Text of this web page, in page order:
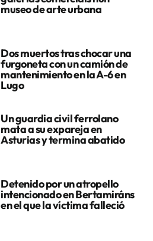
museo de arte urbana
Dos muertos tras chocar una
furgoneta con un camión de
mantenimiento en la A-6 en
Lugo
Un guardia civil ferrolano
mata a su expareja en
Asturias y termina abatido
Detenido por un atropello
intencionado en Bertamiráns
en el que la víctima falleció